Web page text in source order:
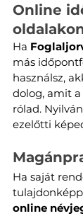
Online
Ha
más
használsz,
dolog, amit
rólad.
ezelőtti
Ha saját
online